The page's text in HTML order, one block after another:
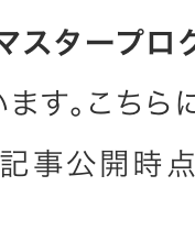
スタープ
す。こち
事公開時点